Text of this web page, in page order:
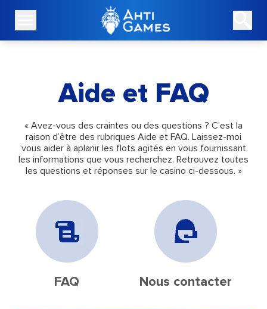
Aide et FAQ
« Avez-vous des craintes ou des questions ? C’est la
raison d’être des rubriques Aide et FAQ. Laissez-moi
vous aider à aplanir les flots agités en vous fournissant
les informations que vous recherchez. Retrouvez toutes
les questions et réponses sur le casino ci-dessous. »
FAQ Nous contacter